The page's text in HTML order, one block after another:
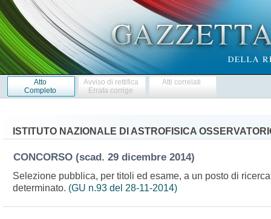
Atto
Completo
Avviso di rettifica
Errata corrige
Atti correlati
ISTITUTO NAZIONALE DI ASTROFISICA
CONCORSO (scad. 29 dicembre 2014)
Selezione pubblica, per titoli ed esame, a un posto di
determinato. (GU n.93 del 28-11-2014)